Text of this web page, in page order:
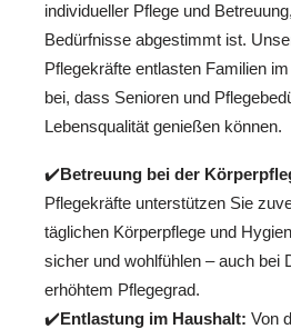
individueller Pflege und
Bedürfnisse abgestimmt ist.
Pflegekräfte entlasten Familien
bei, dass Senioren und
Lebensqualität genießen können.
✔️Betreuung bei der
Pflegekräfte unterstützen Sie
täglichen Körperpflege und
sicher und wohlfühlen – auch bei
erhöhtem Pflegegrad.
✔️Entlastung im Haushalt: Von